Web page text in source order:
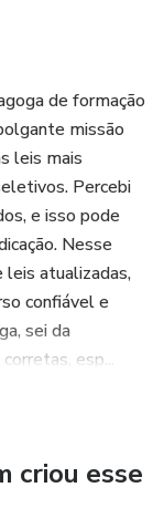
de formação
missão
leis mais
Percebi
e isso pode
Nesse
leis atualizadas,
confiável e
sei da
esp...
criou esse